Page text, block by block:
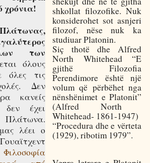
χρόνια!
των
όλους
όλες τις
Δεν
κανείς
δεν έχει
Πλάτωνα.
λέει ο
shkollat filozofike. Nuk
konsiderohet sot asnjeri
filozof, nëse nuk ka
studiuar Platonin.
Siç thotë dhe Alfred
North Whitehead “E
gjithë Filozofia
Perendimore është një
volum që përbëhet nga
nënshënimet e Platonit”
(Alfred North
Whitehead- 1861-1947)
“Procedura dhe e vërteta
(1929), ribotim 1979”.